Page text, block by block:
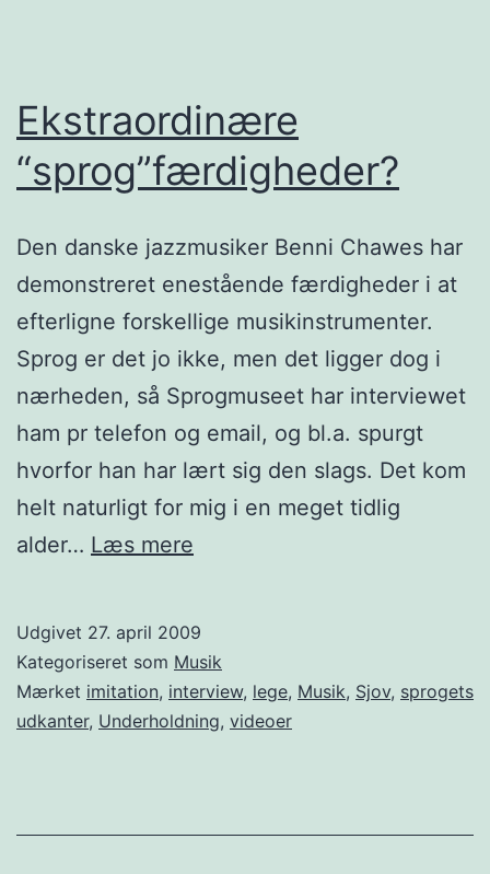
Ekstraordinære
“sprog”færdigheder?
Den danske jazzmusiker Benni Chawes har
demonstreret enestående færdigheder i at
efterligne forskellige musikinstrumenter.
Sprog er det jo ikke, men det ligger dog i
nærheden, så Sprogmuseet har interviewet
ham pr telefon og email, og bl.a. spurgt
hvorfor han har lært sig den slags. Det kom
helt naturligt for mig i en meget tidlig
alder… Læs mere
Udgivet 27. april 2009
Kategoriseret som Musik
Mærket imitation, interview, lege, Musik, Sjov, sprogets
udkanter, Underholdning, videoer